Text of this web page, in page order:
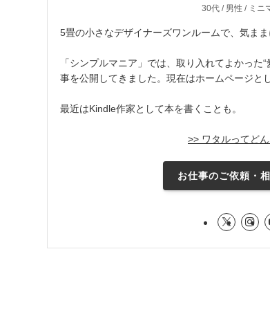
30代 / 男性 / ミニ
5畳の小さなデザイナーズワンルームで、気まま
「シンプルマニア」では、取り入れてよかった
事を公開してきました。現在はホームページと
最近はKindle作家として本を書くことも。
>> ワタルってど
お仕事のご依頼・